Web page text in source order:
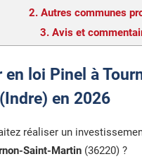
2. Autres communes
3. Avis et
en loi Pinel à
en 2026
réaliser un
Saint-Martin (36220) ?